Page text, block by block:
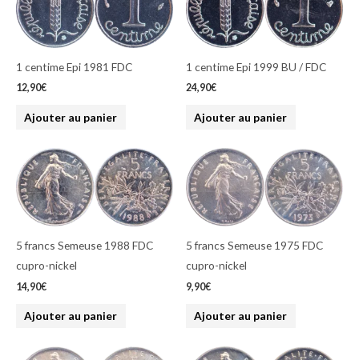
1 centime Epi 1981 FDC
12,90€
Ajouter au panier
1 centime Epi 1999 BU / FDC
24,90€
Ajouter au panier
5 francs Semeuse 1988 FDC
cupro-nickel
14,90€
Ajouter au panier
5 francs Semeuse 1975 FDC
cupro-nickel
9,90€
Ajouter au panier